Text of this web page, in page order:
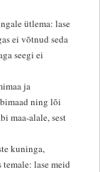
ütlema: lase
ei võtnud seda
seegi ei
ja
ning lõi
maa-alale, sest
kuninga,
lase meid